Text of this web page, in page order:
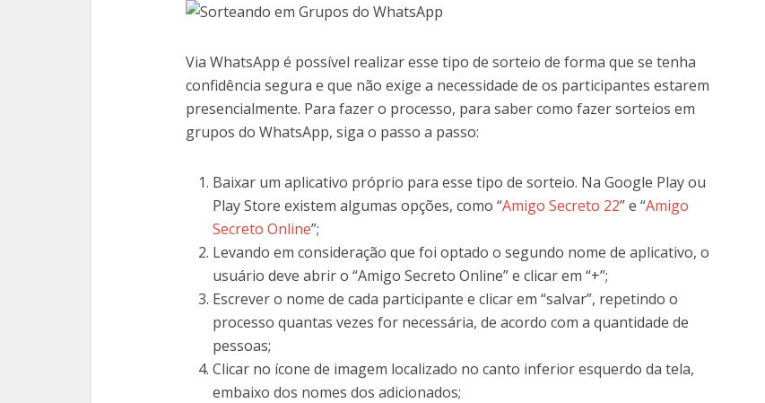
Via WhatsApp é possível realizar esse tipo de sorteio de forma que se tenha
confidência segura e que não exige a necessidade de os participantes estarem
presencialmente. Para fazer o processo, para saber como fazer sorteios em
grupos do WhatsApp, siga o passo a passo:
Baixar um aplicativo próprio para esse tipo de sorteio. Na Google Play ou
Play Store existem algumas opções, como “Amigo Secreto 22” e “Amigo
Secreto Online”;
Levando em consideração que foi optado o segundo nome de aplicativo, o
usuário deve abrir o “Amigo Secreto Online” e clicar em “+”;
Escrever o nome de cada participante e clicar em “salvar”, repetindo o
processo quantas vezes for necessária, de acordo com a quantidade de
pessoas;
Clicar no ícone de imagem localizado no canto inferior esquerdo da tela,
embaixo dos nomes dos adicionados;